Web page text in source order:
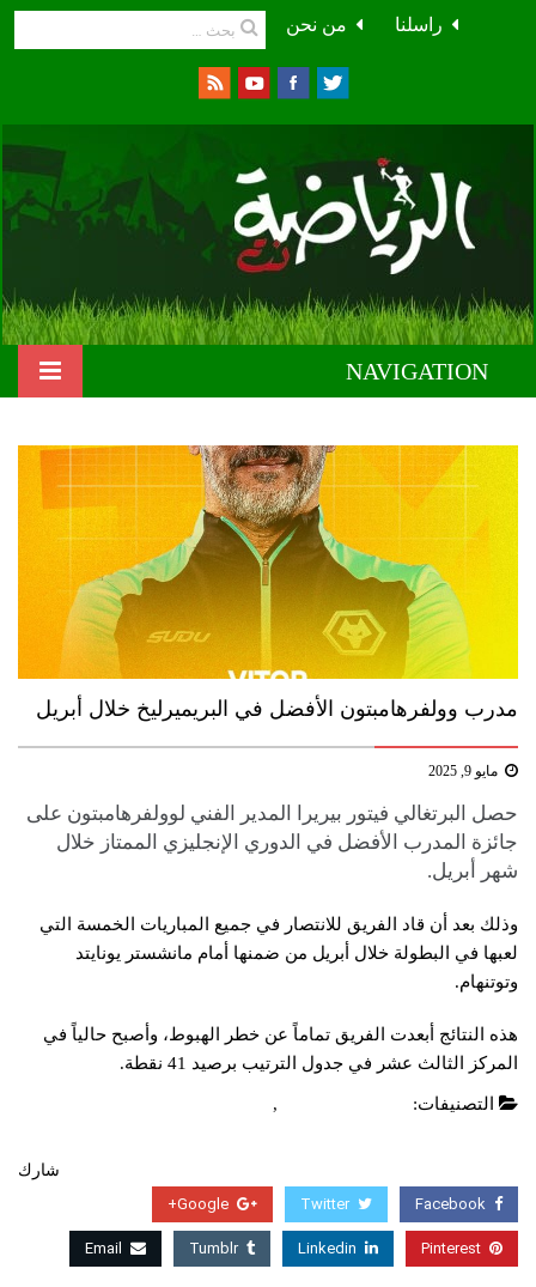
من نحن راسلنا
NAVIGATION
مدرب وولفرهامبتون الأفضل في البريميرليخ خلال أبريل
مايو 9, 2025
حصل البرتغالي فيتور بيريرا المدير الفني لوولفرهامبتون على
جائزة المدرب الأفضل في الدوري الإنجليزي الممتاز خلال
شهر أبريل.
وذلك بعد أن قاد الفريق للانتصار في جميع المباريات الخمسة التي
لعبها في البطولة خلال أبريل من ضمنها أمام مانشستر يونايتد
وتوتنهام.
هذه النتائج أبعدت الفريق تماماً عن خطر الهبوط، وأصبح حالياً في
المركز الثالث عشر في جدول الترتيب برصيد 41 نقطة.
التصنيفات: ,
شارك
Facebook
Twitter
Google+
Pinterest
Linkedin
Tumblr
Email